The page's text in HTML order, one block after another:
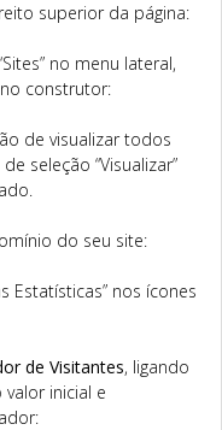
superior da página:
no menu lateral,
construtor:
de visualizar todos
seleção “Visualizar”
do seu site:
Estatísticas” nos ícones
de Visitantes, ligando
inicial e